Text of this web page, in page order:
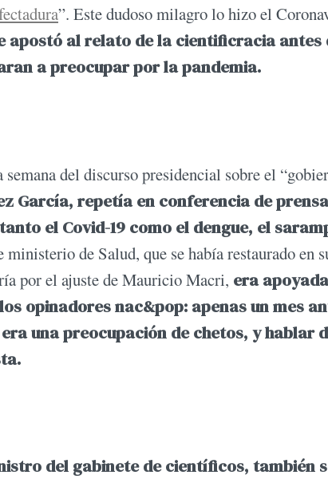
”. Este dudoso milagro lo hizo el
apostó al relato de la cientificracia antes
a preocupar por la pandemia.
del discurso presidencial sobre el
García, repetía en conferencia de
el Covid-19 como el dengue, el
ministerio de Salud, que se había restaurado en
por el ajuste de Mauricio Macri, era
opinadores nac&pop: apenas un mes
una preocupación de chetos, y hablar
del gabinete de científicos, también